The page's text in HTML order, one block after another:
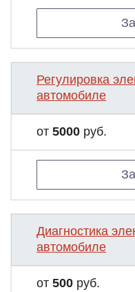
Регулировка
автомобиле
от 5000 руб.
Диагностика
автомобиле
от 500 руб.